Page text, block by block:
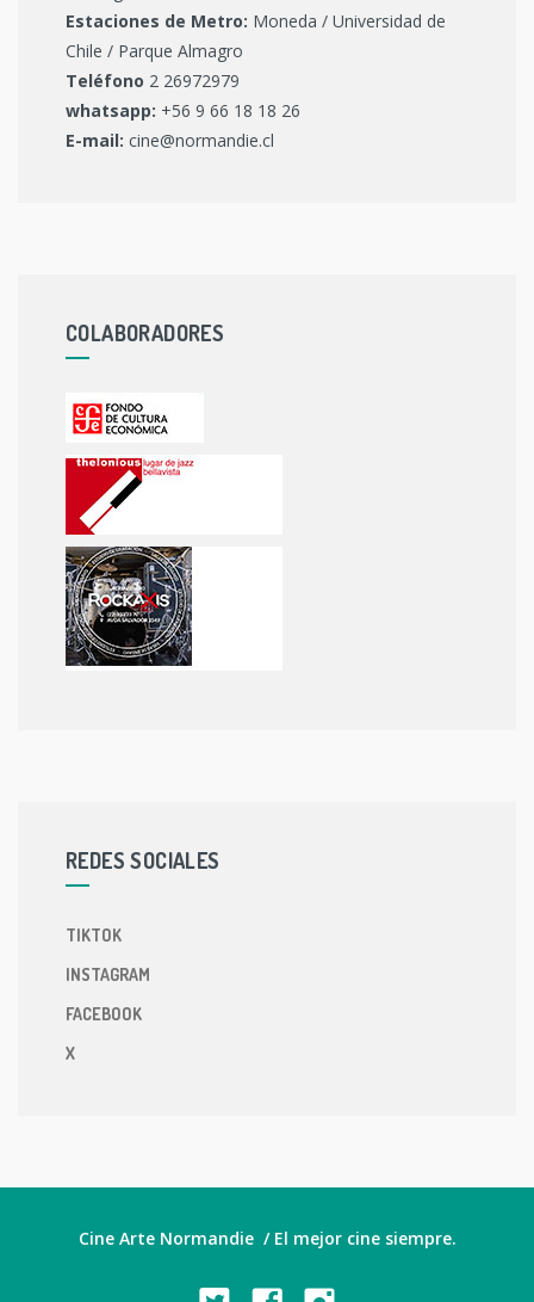
Estaciones de Metro: Moneda / Universidad de
Chile / Parque Almagro
Teléfono 2 26972979
whatsapp: +56 9 66 18 18 26
E-mail: cine@normandie.cl
COLABORADORES
REDES SOCIALES
TIKTOK
INSTAGRAM
FACEBOOK
X
Cine Arte Normandie / El mejor cine siempre.